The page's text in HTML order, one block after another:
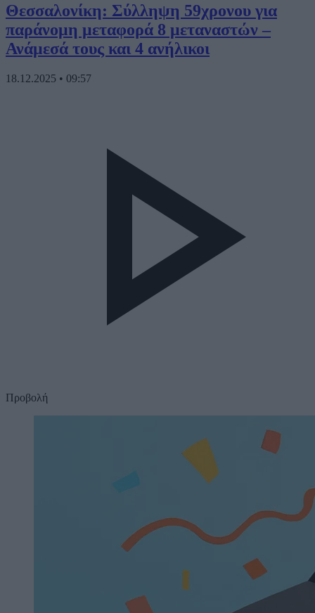
Θεσσαλονίκη: Σύλληψη 59χρονου για
παράνομη μεταφορά 8 μεταναστών –
Ανάμεσά τους και 4 ανήλικοι
18.12.2025 • 09:57
Προβολή